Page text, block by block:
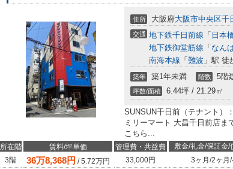
住所 大阪府大阪市中央区千
交通 地下鉄千日前線 「 日本
地下鉄御堂筋線 「 なん
南海本線 「 難波 」駅 徒
築年 築1年未満 階数 5階
坪数/面積 6.44坪 / 21.29㎡
SUNSUN千日前（テナント）
ミリーマート 大昌千日前店ま
こちら...
所在階 賃料/坪単価 管理費・共益費 敷金/礼金/保証金/
3階
36万8,368円 /5.72万円 33,000円 3ヶ月 /2ヶ月 /